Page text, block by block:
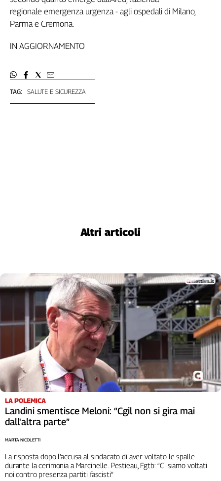
settimana
Collettiva
Linea
Lavoro
Alto
Adige
Basilicata
Calabria
Campania
Emilia-
Romagna
Friuli
Giulia
Lazio
TAG: SALUTE E SICUREZZA
regionale emergenza urgenza - agli ospedali di Milano,
Parma e Cremona.
IN AGGIORNAMENTO
Altri articoli
LA POLEMICA
Landini smentisce Meloni: “Cgil non si gira mai
dall'altra parte”
La risposta dopo l’accusa al sindacato di aver voltato le spalle
durante la cerimonia a Marcinelle. Pestieau, Fgtb: “Ci siamo voltati
noi contro presenza partiti fascisti”
MARTA NICOLETTI